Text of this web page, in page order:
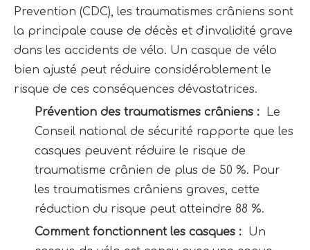
Prevention (CDC), les traumatismes crâniens sont
la principale cause de décès et d'invalidité grave
dans les accidents de vélo. Un casque de vélo
bien ajusté peut réduire considérablement le
risque de ces conséquences dévastatrices.
Prévention des traumatismes crâniens :
Le
Conseil national de sécurité rapporte que les
casques peuvent réduire le risque de
traumatisme crânien de plus de 50 %. Pour
les traumatismes crâniens graves, cette
réduction du risque peut atteindre 88 %.
Comment fonctionnent les casques :
Un